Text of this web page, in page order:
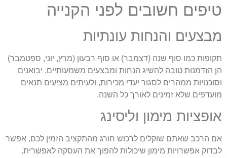
חשובים לפני הקנייה
והנחות עונתיות
כמו סוף שנה (דצמבר) או סוף רבעון (מרץ, יוני, ספטמבר)
הזדמנות טובה להשיג הנחות ומבצעים משמעותיים. יבואנים
ממהרים לסגור יעדי מכירות, ולעיתים מציעים תנאים
שלא זמינים לאורך כל השנה.
מימון וליסינג
הרכב שאתם שוקלים לרכוש חורג מהתקציב הזמין לכם, אפשר
אפשרויות מימון שיכולות להפוך את העסקה לאפשרית.